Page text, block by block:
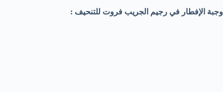
وجبة الإفطار في رجيم الجريب فروت للتنحيف :